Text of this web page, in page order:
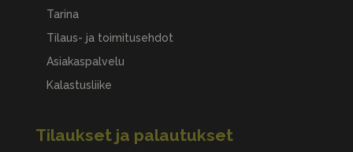
Tarina
Tilaus- ja toimitusehdot
Asiakaspalvelu
Kalastusliike
Tilaukset ja palautukset